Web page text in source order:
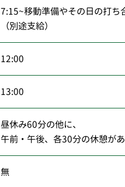
7:15~移動準備やその日の打ち
（別途支給）
12:00
13:00
昼休み60分の他に、
午前・午後、各30分の休憩があ
無